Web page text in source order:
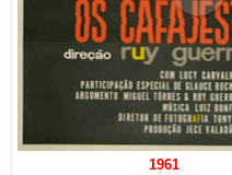
1961